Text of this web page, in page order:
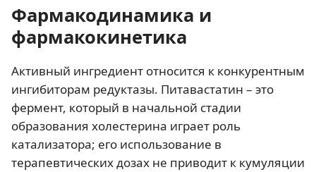
Фармакодинамика и
фармакокинетика
Активный ингредиент относится к конкурентным
ингибиторам редуктазы. Питавастатин – это
фермент, который в начальной стадии
образования холестерина играет роль
катализатора; его использование в
терапевтических дозах не приводит к кумуляции